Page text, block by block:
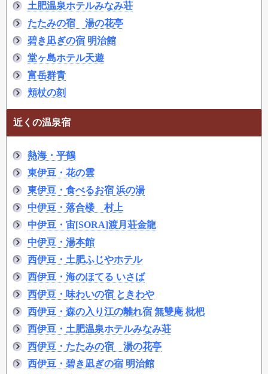
土肥温泉ホテルみなみ荘
たたみの宿 湯の花亭
碧き凪ぎの宿 明治館
堂ヶ島ホテル天遊
富岳群青
頬杖の刻
近くの温泉宿
熱海・平鶴
東伊豆・花の雲
東伊豆・食べるお宿 浜の湯
中伊豆・落合楼 村上
中伊豆・宙[SORA]渡月荘金龍
中伊豆・湯本館
西伊豆・土肥ふじやホテル
西伊豆・海のほてる いさば
西伊豆・味わいの宿 ときわや
西伊豆・森の入り江の離れ宿 無雙庵 枇杷
西伊豆・土肥温泉ホテルみなみ荘
西伊豆・たたみの宿 湯の花亭
西伊豆・碧き凪ぎの宿 明治館